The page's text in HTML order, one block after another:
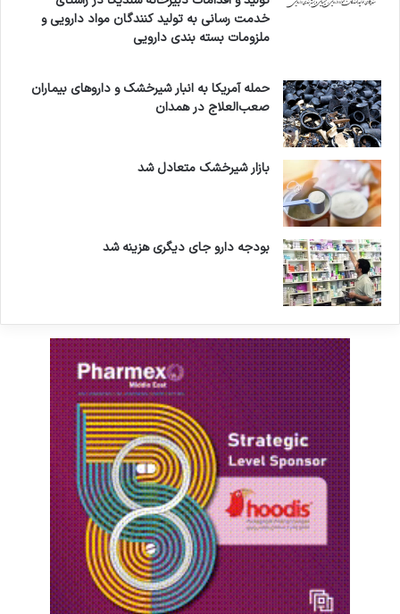
خدمت رسانی به تولید کنندگان مواد دارویی و
ملزومات بسته بندی دارویی
حمله آمریکا به انبار شیرخشک و داروهای بیماران
صعب‌العلاج در همدان
بازار شیرخشک متعادل شد
بودجه دارو جای دیگری هزینه شد